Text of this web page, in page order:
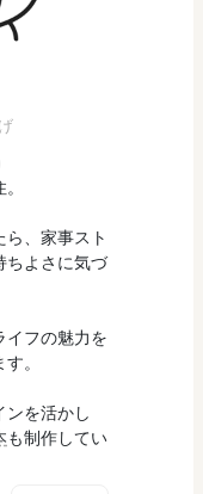
、家事スト
ちよさに気づ
イフの魅力を
。
ンを活かし
も制作してい